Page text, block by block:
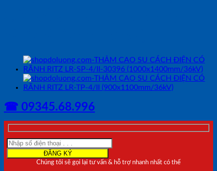
☎ 09345.68.996
Chúng tôi sẽ gọi lại tư vấn & hỗ trợ nhanh nhất có thể